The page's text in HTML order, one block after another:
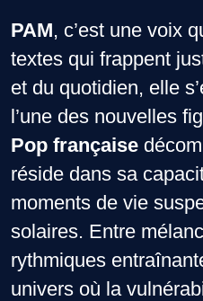
PAM, c’est une voix
textes qui frappent
et du quotidien, elle
l’une des nouvelles
Pop française
réside dans sa
moments de vie
solaires. Entre
rythmiques
univers où la